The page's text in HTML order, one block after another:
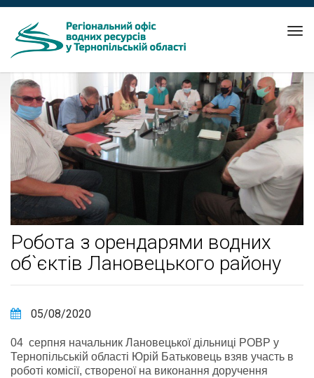
Робота з орендарями водних
об`єктів Лановецького району
05/08/2020
04 серпня начальник Лановецької дільниці РОВР у
Тернопільській області Юрій Батьковець взяв участь в
роботі комісії, створеної на виконання доручення